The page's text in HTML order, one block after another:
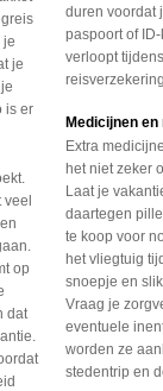
je
je
is er
op
dat
duren voordat
paspoort of
verloopt
Medicijnen en
Extra
het niet zeker
Laat je
daartegen
te koop voor
het vliegtuig
snoepje en
Vraag je
eventuele
worden ze
stedentrip en